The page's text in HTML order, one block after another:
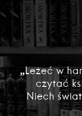
„Leżeć w
czytać
Niech